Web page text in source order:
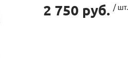
2 750 руб. / шт.